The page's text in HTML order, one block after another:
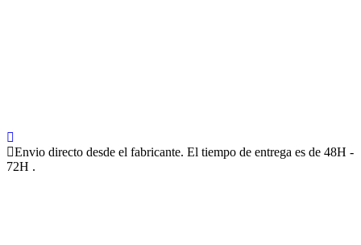
Envio directo desde el fabricante. El tiempo de entrega es de 48H -
72H .